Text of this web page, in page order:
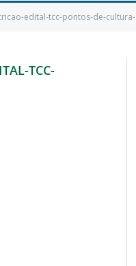
edital-tcc-pontos-de-cultura-
TCC-